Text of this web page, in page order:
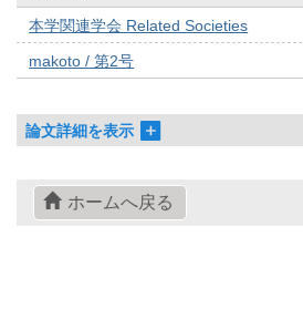
本学関連学会 Related Societies
makoto / 第2号
論文詳細を表示
ホームへ戻る